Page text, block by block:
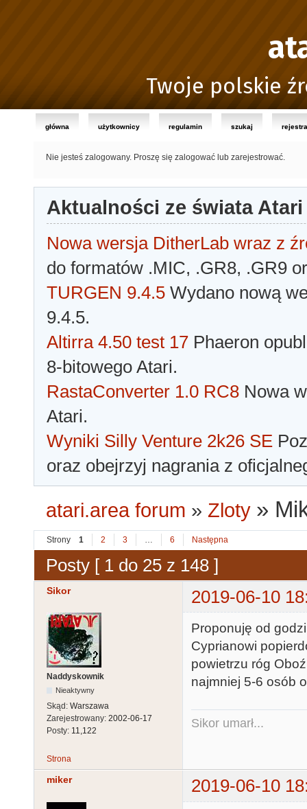
Twoje polskie
główna użytkownicy regulamin szukaj
Nie jesteś zalogowany. Proszę się zalogować lub zarejestrować.
Aktualności ze świata Atari
Nowa wersja DitherLab wraz z
do formatów .MIC, .GR8, .GR9
TURGEN 9.4.5 Wydano nową
9.4.5.
Altirra 4.50 test 17 Phaeron
8-bitowego Atari.
RastaConverter 1.0 RC8 Nowa
Atari.
Wyniki Silly Venture 2k26 SE
oraz obejrzyj nagrania z
atari.area forum » Zloty »
Strony 1 2 3 … 6 Następna
Posty [ 1 do 25 z 148 ]
Sikor 2019-06-10
Naddyskownik
Nieaktywny
Skąd: Warszawa
Zarejestrowany: 2002-06-17
Posty: 11,122
Proponuję od
Cyprianowi
powietrzu róg
najmniej 5-6 osób
Sikor umarł...
Strona
miker 2019-06-10